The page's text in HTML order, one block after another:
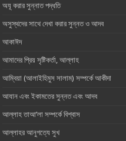
অযূ করার সুন্নাত পদ্ধতি
অসুস্থদের সাথে দেখা করার সুন্নত ও আদব
আকাঈদ
আমাদের প্রিয় সৃষ্টিকর্তা, আল্লাহ ‎
আম্বিয়া (আলাইহিমুস সালাম) সম্পর্কে আকীদা
আযান এবং ইকামতের সুন্নত এবং আদব
আল্লাহ তাআ’লা সম্পর্কে বিশ্বাস
আল্লাহর আনুগত্যে সুখ